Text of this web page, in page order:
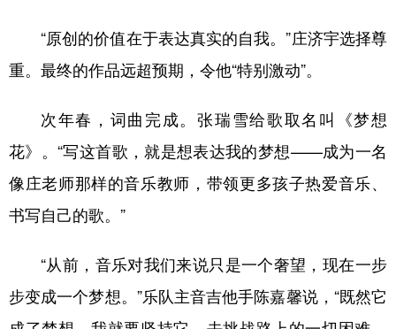
“原创的价值在于表达真实的自我。”庄济宇选择尊
重。最终的作品远超预期，令他“特别激动”。
次年春，词曲完成。张瑞雪给歌取名叫《梦想
花》。“写这首歌，就是想表达我的梦想——成为一名
像庄老师那样的音乐教师，带领更多孩子热爱音乐、
书写自己的歌。”
“从前，音乐对我们来说只是一个奢望，现在一步
步变成一个梦想。”乐队主音吉他手陈嘉馨说，“既然它